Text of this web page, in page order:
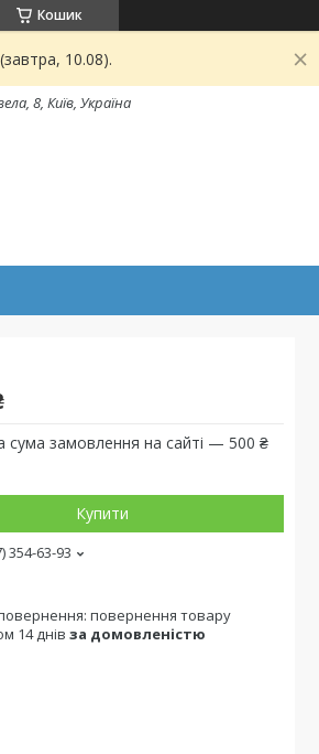
Кошик
10.08).
8, Київ, Україна
сума замовлення на сайті — 500 ₴
Купити
354-63-93
повернення товару
14 днів за домовленістю